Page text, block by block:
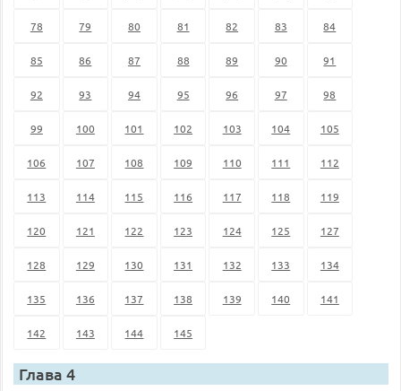
78 79 80 81 82 83 84
85 86 87 88 89 90 91
92 93 94 95 96 97 98
99 100 101 102 103 104 105
106 107 108 109 110 111 112
113 114 115 116 117 118 119
120 121 122 123 124 125 127
128 129 130 131 132 133 134
135 136 137 138 139 140 141
142 143 144 145
Глава 4